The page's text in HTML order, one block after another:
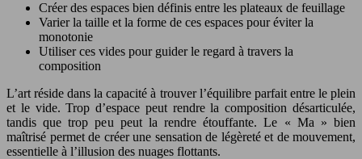
Créer des espaces bien définis entre les plateaux de feuillage
Varier la taille et la forme de ces espaces pour éviter la
monotonie
Utiliser ces vides pour guider le regard à travers la
composition
L’art réside dans la capacité à trouver l’équilibre parfait entre le plein
et le vide. Trop d’espace peut rendre la composition désarticulée,
tandis que trop peu peut la rendre étouffante. Le « Ma » bien
maîtrisé permet de créer une sensation de légèreté et de mouvement,
essentielle à l’illusion des nuages flottants.